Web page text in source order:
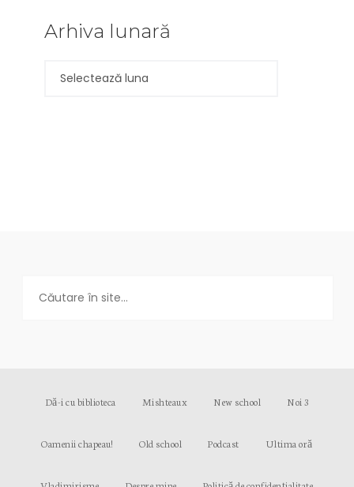
Arhiva lunară
Dă-i cu biblioteca Mishteaux New school Noi 3
Oamenii chapeau! Old school Podcast Ultima oră